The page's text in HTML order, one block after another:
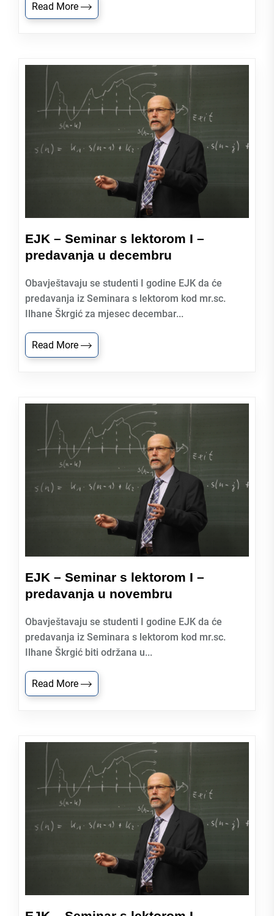
Read More
EJK – Seminar s lektorom I –
predavanja u decembru
Obavještavaju se studenti I godine EJK da će
predavanja iz Seminara s lektorom kod mr.sc.
Ilhane Škrgić za mjesec decembar...
Read More
EJK – Seminar s lektorom I –
predavanja u novembru
Obavještavaju se studenti I godine EJK da će
predavanja iz Seminara s lektorom kod mr.sc.
Ilhane Škrgić biti održana u...
Read More